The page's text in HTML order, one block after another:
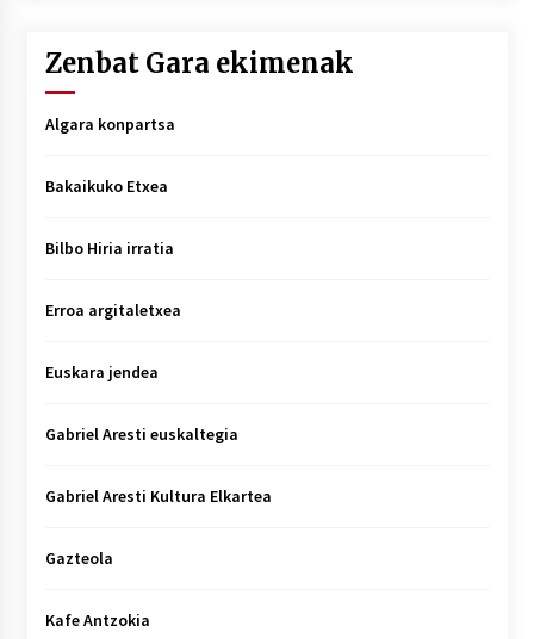
Zenbat Gara ekimenak
Algara konpartsa
Bakaikuko Etxea
Bilbo Hiria irratia
Erroa argitaletxea
Euskara jendea
Gabriel Aresti euskaltegia
Gabriel Aresti Kultura Elkartea
Gazteola
Kafe Antzokia